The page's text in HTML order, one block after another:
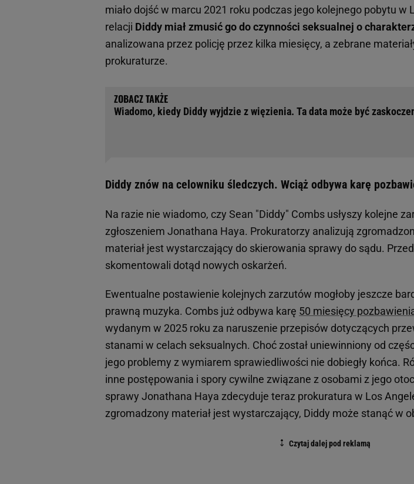
miało dojść w marcu 2021 roku podczas jego kolejnego pobytu w
relacji Diddy miał zmusić go do czynności seksualnej o
analizowana przez policję przez kilka miesięcy, a zebrane
prokuraturze.
Wiadomo, kiedy Diddy wyjdzie z więzienia. Ta data może być
Diddy znów na celowniku śledczych. Wciąż odbywa karę
Na razie nie wiadomo, czy Sean "Diddy" Combs usłyszy kolejne
zgłoszeniem Jonathana Haya. Prokuratorzy analizują
materiał jest wystarczający do skierowania sprawy do sądu.
skomentowali dotąd nowych oskarżeń.
Ewentualne postawienie kolejnych zarzutów mogłoby jeszcze
prawną muzyka. Combs już odbywa karę 50 miesięcy
wydanym w 2025 roku za naruszenie przepisów dotyczących
stanami w celach seksualnych. Choć został uniewinniony od
jego problemy z wymiarem sprawiedliwości nie dobiegły końca.
inne postępowania i spory cywilne związane z osobami z jego
sprawy Jonathana Haya zdecyduje teraz prokuratura w Los
zgromadzony materiał jest wystarczający, Diddy może stanąć w